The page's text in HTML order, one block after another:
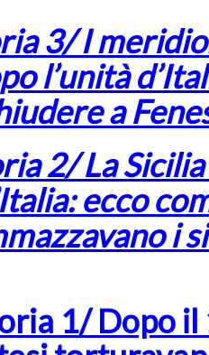
3/ I
l’unità
a
2/ La
ecco
i
1/ Dopo il